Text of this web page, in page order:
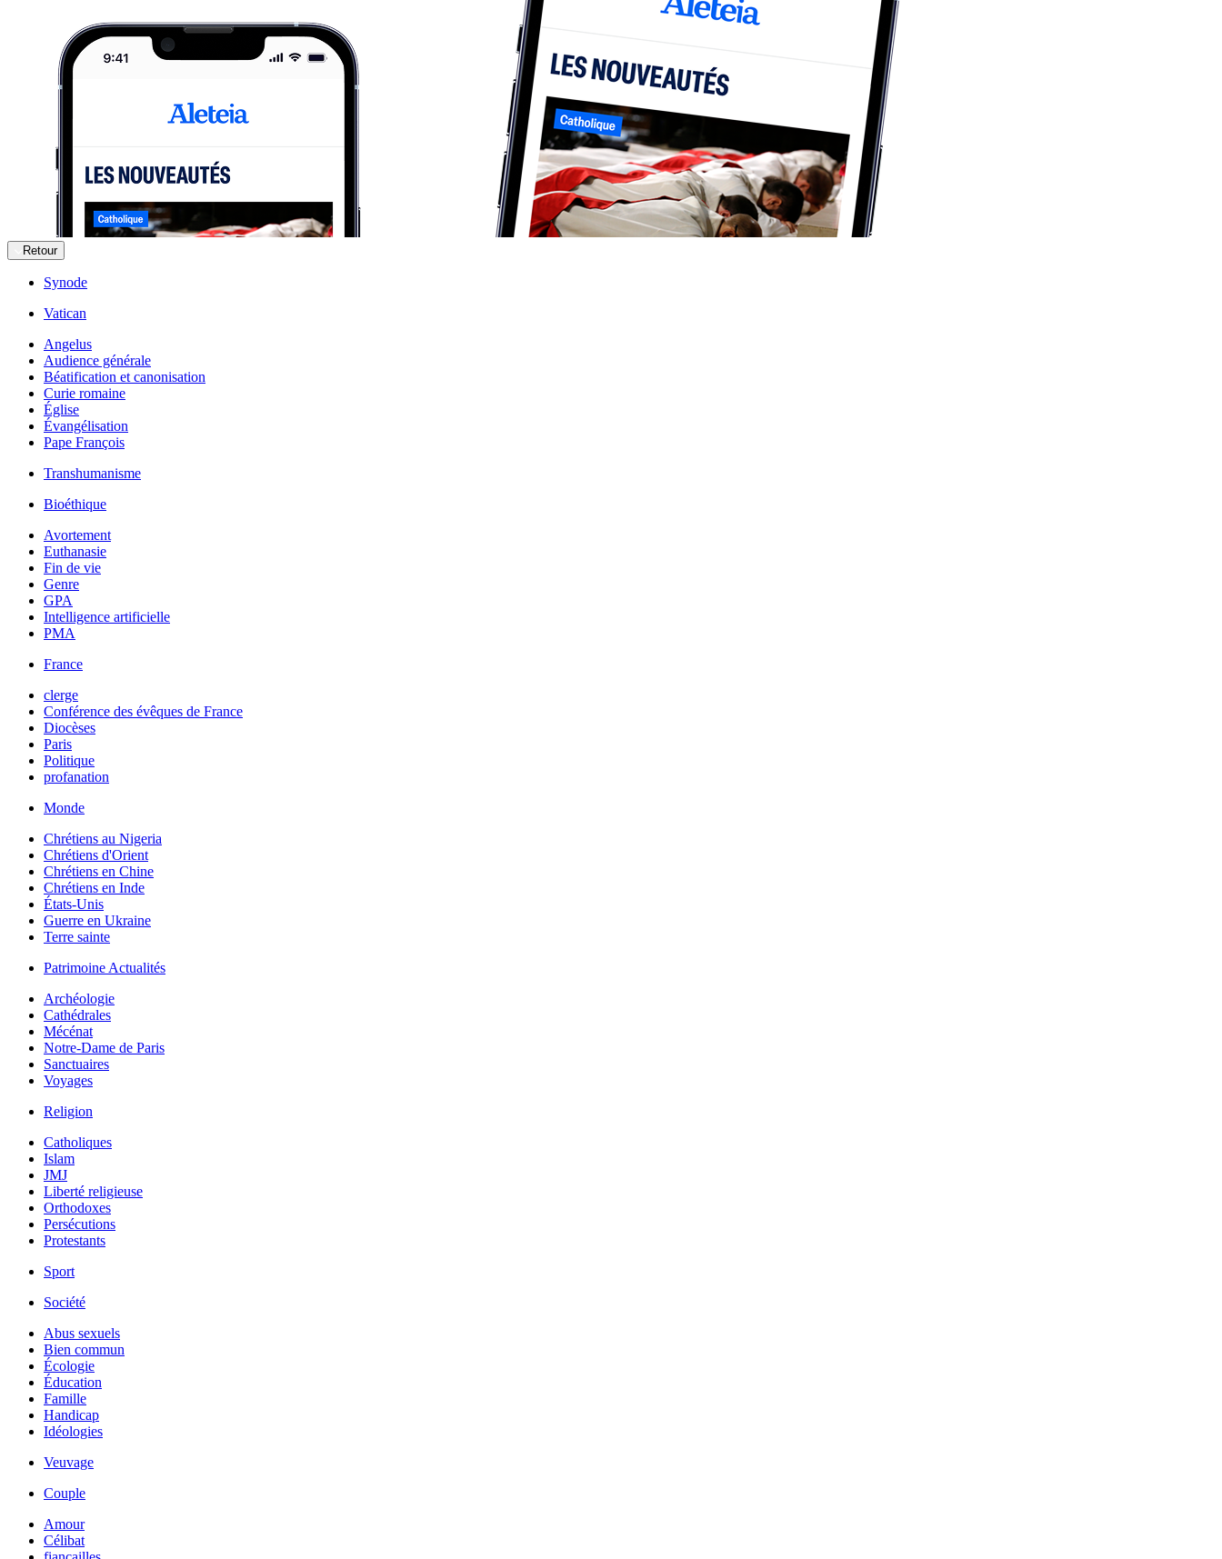
Retour
Synode
Vatican
Angelus
Audience générale
Béatification et canonisation
Curie romaine
Église
Évangélisation
Pape François
Transhumanisme
Bioéthique
Avortement
Euthanasie
Fin de vie
Genre
GPA
Intelligence artificielle
PMA
France
clerge
Conférence des évêques de France
Diocèses
Paris
Politique
profanation
Monde
Chrétiens au Nigeria
Chrétiens d'Orient
Chrétiens en Chine
Chrétiens en Inde
États-Unis
Guerre en Ukraine
Terre sainte
Patrimoine Actualités
Archéologie
Cathédrales
Mécénat
Notre-Dame de Paris
Sanctuaires
Voyages
Religion
Catholiques
Islam
JMJ
Liberté religieuse
Orthodoxes
Persécutions
Protestants
Sport
Société
Abus sexuels
Bien commun
Écologie
Éducation
Famille
Handicap
Idéologies
Veuvage
Couple
Amour
Célibat